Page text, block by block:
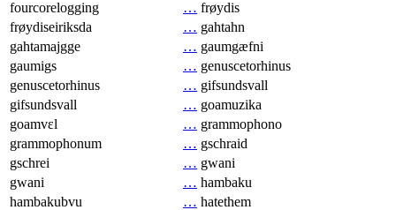
fourcorelogging
… frøydis
frøydiseiriksda
… gahtahn
gahtamajgge
… gaumgæfni
gaumigs
… genuscetorhinus
genuscetorhinus
… gifsundsvall
gifsundsvall
… goamuzika
goamvɛl
… grammophono
grammophonum
… gschraid
gschrei
… gwani
gwani
… hambaku
hambakubvu
… hatethem